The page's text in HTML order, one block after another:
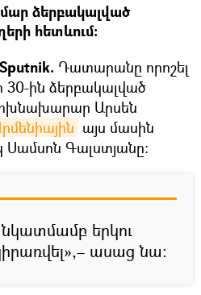
ձերբակալված
հետևում։
Դատարանը որոշել
30-ին ձերբակալված
Արսեն
այս մասին
Գալստյանը։
երկու
ասաց նա։